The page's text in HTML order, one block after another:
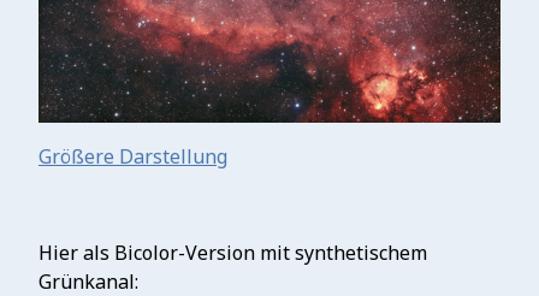
Größere Darstellung
Hier als Bicolor-Version mit synthetischem
Grünkanal: